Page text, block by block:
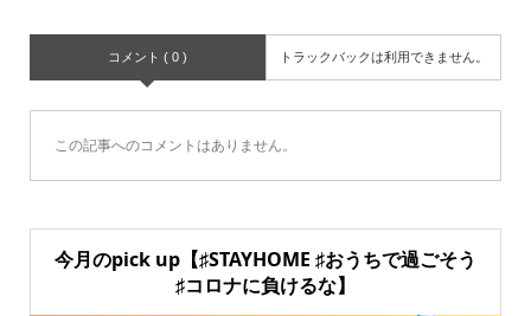
コメント ( 0 ) トラックバックは利用できません。
この記事へのコメントはありません。
今月のpick up【♯STAYHOME ♯おうちで過ごそう
♯コロナに負けるな】